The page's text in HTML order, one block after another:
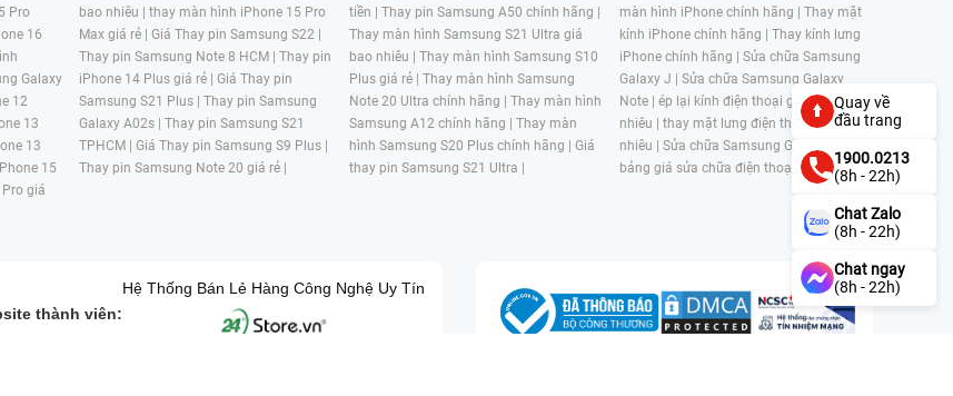
Pro
16
Galaxy
12
13
13
15
giá
bao nhiêu | thay màn hình iPhone 15 Pro
Max giá rẻ | Giá Thay pin Samsung S22 |
Thay pin Samsung Note 8 HCM | Thay pin
iPhone 14 Plus giá rẻ | Giá Thay pin
Samsung S21 Plus | Thay pin Samsung
Galaxy A02s | Thay pin Samsung S21
TPHCM | Giá Thay pin Samsung S9 Plus |
Thay pin Samsung Note 20 giá rẻ |
tiền | Thay pin Samsung A50 chính hãng |
Thay màn hình Samsung S21 Ultra giá
bao nhiêu | Thay màn hình Samsung S10
Plus giá rẻ | Thay màn hình Samsung
Note 20 Ultra chính hãng | Thay màn hình
Samsung A12 chính hãng | Thay màn
hình Samsung S20 Plus chính hãng | Giá
thay pin Samsung S21 Ultra |
màn hình iPhone chính hãng | Thay mặt
kính iPhone chính hãng | Thay kính lưng
iPhone chính hãng | Sửa chữa Samsung
Galaxy J | Sửa chữa Samsung Galaxy
Note | ép lại kính điện thoại giá bao
nhiêu | thay mặt lưng điện thoại giá bao
nhiêu | Sửa chữa Samsung Galaxy S |
bảng giá sửa chữa điện thoại samsung |
thành viên:
Hệ Thống Bán Lẻ Hàng Công Nghệ Uy Tín
Quay về
đầu trang
1900.0213
(8h - 22h)
Chat Zalo
(8h - 22h)
Chat ngay
(8h - 22h)